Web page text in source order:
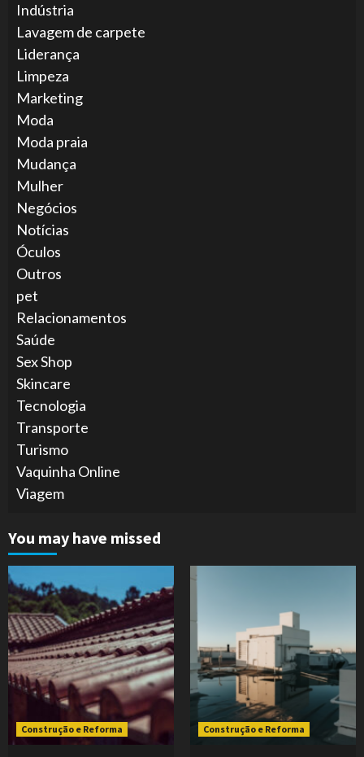
Indústria
Lavagem de carpete
Liderança
Limpeza
Marketing
Moda
Moda praia
Mudança
Mulher
Negócios
Notícias
Óculos
Outros
pet
Relacionamentos
Saúde
Sex Shop
Skincare
Tecnologia
Transporte
Turismo
Vaquinha Online
Viagem
You may have missed
Construção e Reforma Construção e Reforma